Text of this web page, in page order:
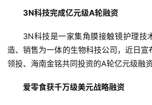
市
3N科技完成亿元级A轮融资
3N科技是一家集角膜接触镜护理技
造、销售为一体的生物科技公司，近日宣
领投、海南金铭共同投资的A轮亿元级融资
爱零食获千万级美元战略融资